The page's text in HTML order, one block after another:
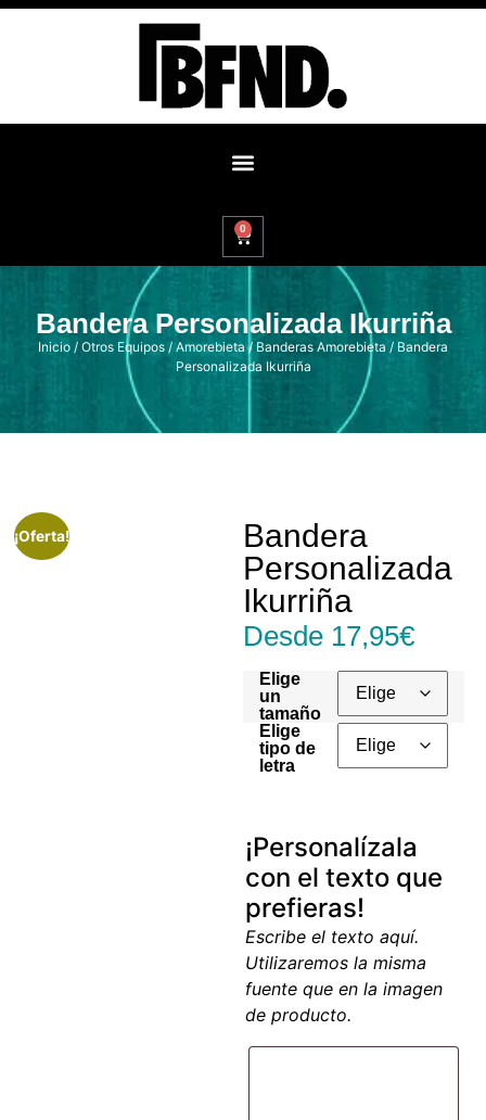
0
Bandera Personalizada Ikurriña
Inicio / Otros Equipos / Amorebieta/ Banderas Amorebieta / Bandera
Personalizada Ikurriña
¡Oferta!
Bandera
Personalizada
Ikurriña
Desde 17,95€
Elige
un
tamaño
Elige
tipo de
letra
¡Personalízala
con el texto que
prefieras!
Escribe el texto aquí.
Utilizaremos la misma
fuente que en la imagen
de producto.